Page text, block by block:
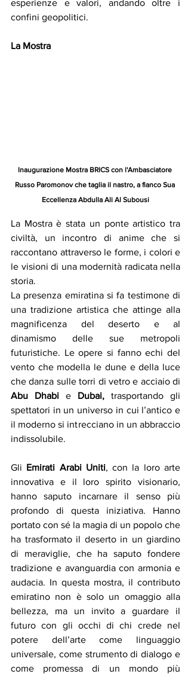
esperienze e valori, andando oltre i
confini geopolitici.
La Mostra
Inaugurazione Mostra BRICS con l'Ambasciatore
Russo Paromonov che taglia il nastro, a fianco Sua
Eccellenza Abdulla Ali Al Subousi
La Mostra è stata un ponte artistico tra
civiltà, un incontro di anime che si
raccontano attraverso le forme, i colori e
le visioni di una modernità radicata nella
storia.
La presenza emiratina si fa testimone di
una tradizione artistica che attinge alla
magnificenza del deserto e al
dinamismo delle sue metropoli
futuristiche. Le opere si fanno echi del
vento che modella le dune e della luce
Abu Dhabi e Dubai, trasportando gli
spettatori in un universo in cui l’antico e
il moderno si intrecciano in un abbraccio
indissolubile.
Gli Emirati Arabi Uniti, con la loro arte
innovativa e il loro spirito visionario,
hanno saputo incarnare il senso più
profondo di questa iniziativa. Hanno
portato con sé la magia di un popolo che
ha trasformato il deserto in un giardino
di meraviglie, che ha saputo fondere
tradizione e avanguardia con armonia e
audacia. In questa mostra, il contributo
emiratino non è solo un omaggio alla
bellezza, ma un invito a guardare il
futuro con gli occhi di chi crede nel
potere dell’arte come linguaggio
universale, come strumento di dialogo e
come promessa di un mondo più